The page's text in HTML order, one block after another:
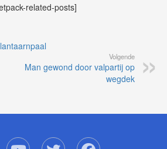
related-posts]
Volgende
Man gewond door valpartij op
wegdek